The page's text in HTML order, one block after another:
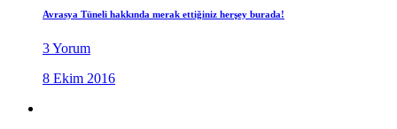
Avrasya Tüneli hakkında merak ettiğiniz herşey burada!
3 Yorum
8 Ekim 2016